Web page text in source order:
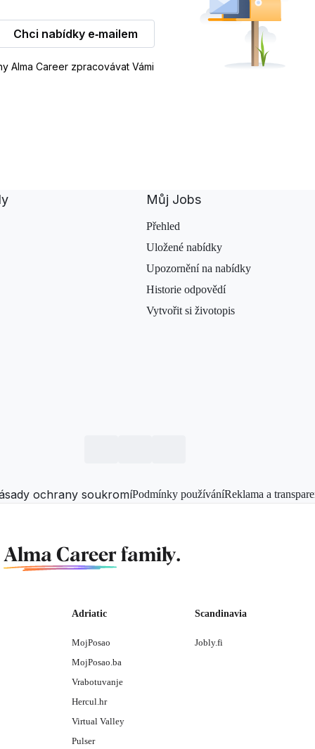
Chci nabídky e‑mailem
Alma Career zpracovávat Vámi
Můj Jobs
Přehled
Uložené nabídky
Upozornění na nabídky
Historie odpovědí
Vytvořit si životopis
ochrany soukromíPodmínky používáníReklama a
Alma Careerfamily.
Adriatic
MojPosao
MojPosao.ba
Vrabotuvanje
Hercul.hr
Virtual Valley
Pulser
Scandinavia
Jobly.fi